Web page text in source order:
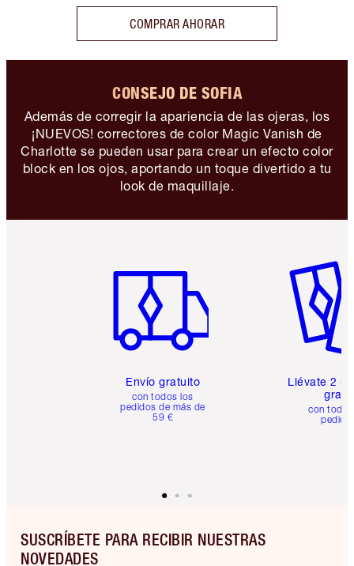
COMPRAR AHORAR
CONSEJO DE SOFIA
Además de corregir la apariencia de las ojeras, los
¡NUEVOS! correctores de color Magic Vanish de
Charlotte se pueden usar para crear un efecto color
block en los ojos, aportando un toque divertido a tu
look de maquillaje.
Envío gratuito
con todos los
pedidos de más de
59 €
Llévate 2
gratis
con
SUSCRÍBETE PARA RECIBIR NUESTRAS
NOVEDADES